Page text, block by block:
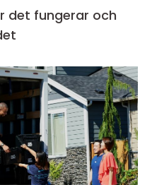
det fungerar och